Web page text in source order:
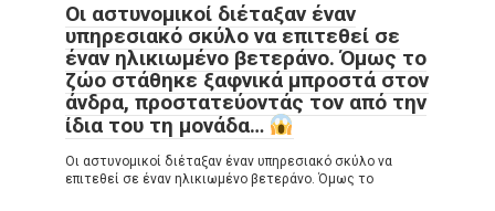
Οι αστυνομικοί διέταξαν έναν
υπηρεσιακό σκύλο να επιτεθεί σε
έναν ηλικιωμένο βετεράνο. Όμως το
ζώο στάθηκε ξαφνικά μπροστά στον
άνδρα, προστατεύοντάς τον από την
ίδια του τη μονάδα…
Οι αστυνομικοί διέταξαν έναν υπηρεσιακό σκύλο να
επιτεθεί σε έναν ηλικιωμένο βετεράνο. Όμως το